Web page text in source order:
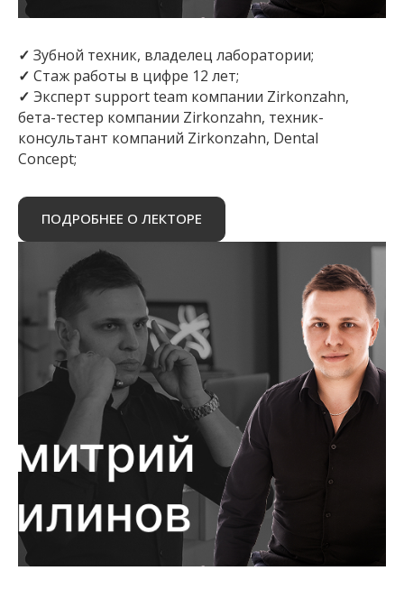
✓ Зубной техник, владелец лаборатории;
✓ Стаж работы в цифре 12 лет;
✓ Эксперт support team компании Zirkonzahn,
бета-тестер компании Zirkonzahn, техник-
консультант компаний Zirkonzahn, Dental
Concept;
ПОДРОБНЕЕ О ЛЕКТОРЕ